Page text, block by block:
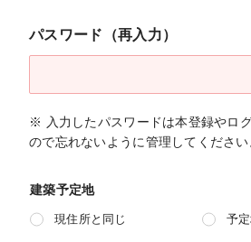
パスワード（再入力）
※ 入力したパスワードは本登録やロ
ので忘れないように管理してください
建築予定地
現住所と同じ 予